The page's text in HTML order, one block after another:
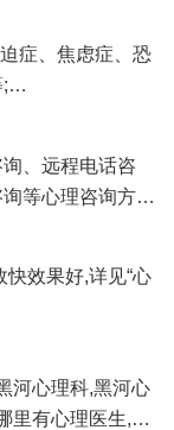
和黑河心理咨
症、焦虑症、恐
戏、叛逆、早
教育咨询等;
、职业规划、情
障碍、以及心理
、远程电话咨
等心理咨询方
服务。
见"心理医生预约/
效果好,详见“心
河心理科,黑河心
里有心理医生,黑